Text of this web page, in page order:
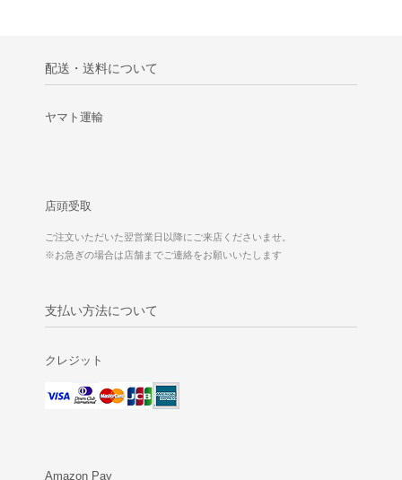
配送・送料について
ヤマト運輸
店頭受取
ご注文いただいた翌営業日以降にご来店くださいませ。
※お急ぎの場合は店舗までご連絡をお願いいたします
支払い方法について
クレジット
Amazon Pay